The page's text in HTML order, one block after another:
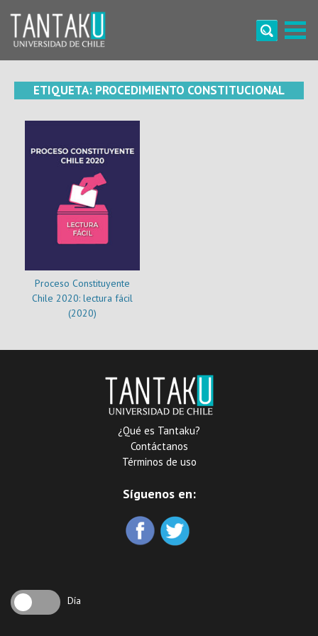
content
ETIQUETA: PROCEDIMIENTO CONSTITUCIONAL
Proceso Constituyente
Chile 2020: lectura fácil
(2020)
¿Qué es Tantaku?
Contáctanos
Términos de uso
Síguenos en:
Día